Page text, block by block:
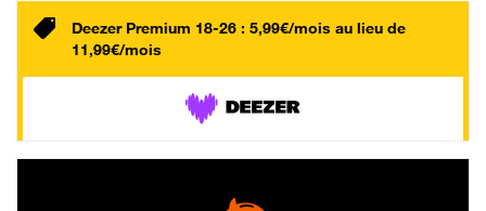
Deezer Premium 18-26 : 5,99€/mois au lieu de
11,99€/mois